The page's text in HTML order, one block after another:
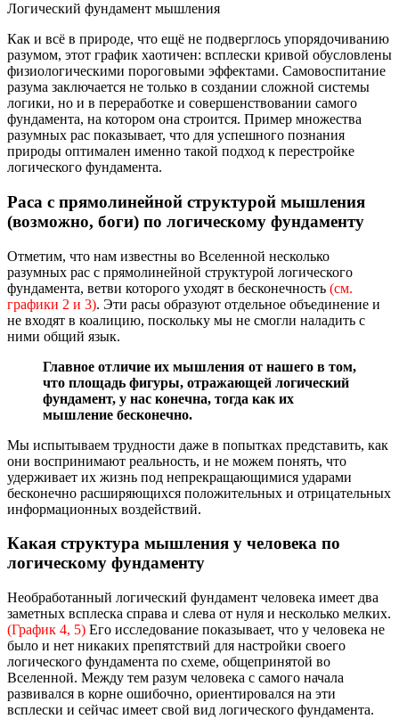
Логический фундамент мышления
Как и всё в природе, что ещё не подверглось упорядочиванию
разумом, этот график хаотичен: всплески кривой обусловлены
физиологическими пороговыми эффектами. Самовоспитание
разума заключается не только в создании сложной системы
логики, но и в переработке и совершенствовании самого
фундамента, на котором она строится. Пример множества
разумных рас показывает, что для успешного познания
природы оптимален именно такой подход к перестройке
логического фундамента.
Раса с прямолинейной структурой мышления
(возможно, боги) по логическому фундаменту
Отметим, что нам известны во Вселенной несколько
разумных рас с прямолинейной структурой логического
фундамента, ветви которого уходят в бесконечность (см.
графики 2 и 3). Эти расы образуют отдельное объединение и
не входят в коалицию, поскольку мы не смогли наладить с
ними общий язык.
Главное отличие их мышления от нашего в том,
что площадь фигуры, отражающей логический
фундамент, у нас конечна, тогда как их
мышление бесконечно.
Мы испытываем трудности даже в попытках представить, как
они воспринимают реальность, и не можем понять, что
удерживает их жизнь под непрекращающимися ударами
бесконечно расширяющихся положительных и отрицательных
информационных воздействий.
Какая структура мышления у человека по
логическому фундаменту
Необработанный логический фундамент человека имеет два
заметных всплеска справа и слева от нуля и несколько мелких.
(График 4, 5) Его исследование показывает, что у человека не
было и нет никаких препятствий для настройки своего
логического фундамента по схеме, общепринятой во
Вселенной. Между тем разум человека с самого начала
развивался в корне ошибочно, ориентировался на эти
всплески и сейчас имеет свой вид логического фундамента.